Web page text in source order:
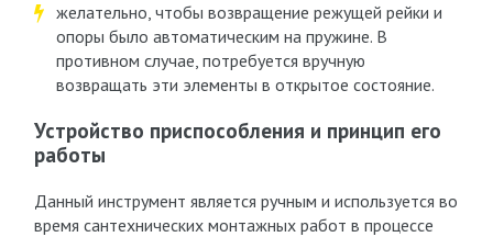
желательно, чтобы возвращение режущей рейки и
опоры было автоматическим на пружине. В
противном случае, потребуется вручную
возвращать эти элементы в открытое состояние.
Устройство приспособления и принцип его
работы
Данный инструмент является ручным и используется во
время сантехнических монтажных работ в процессе